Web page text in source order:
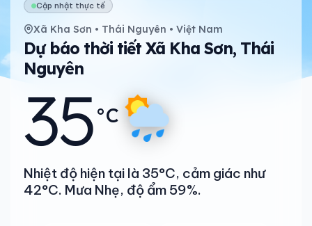
Cập nhật thực tế
Xã Kha Sơn • Thái Nguyên • Việt Nam
Dự báo thời tiết Xã Kha Sơn, Thái
Nguyên
35°C
Nhiệt độ hiện tại là 35°C, cảm giác như
42°C. Mưa Nhẹ, độ ẩm 59%.